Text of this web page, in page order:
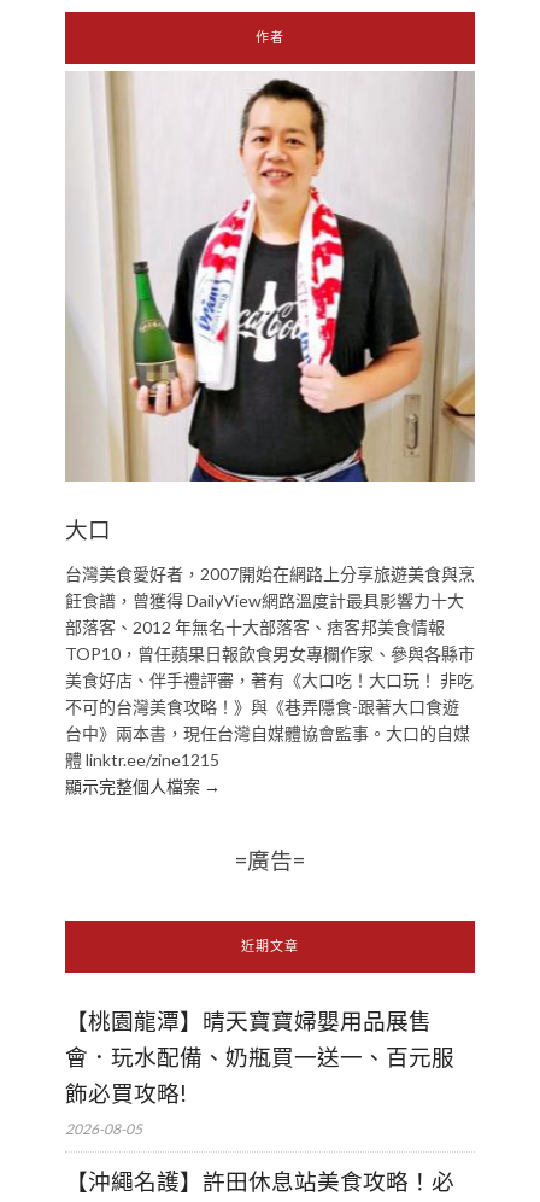
作者
大口
台灣美食愛好者，2007開始在網路上分享旅遊美食與烹
飪食譜，曾獲得 DailyView網路溫度計最具影響力十大
部落客、2012 年無名十大部落客、痞客邦美食情報
TOP10，曾任蘋果日報飲食男女專欄作家、參與各縣市
美食好店、伴手禮評審，著有《大口吃！大口玩！ 非吃
不可的台灣美食攻略！》與《巷弄隱食-跟著大口食遊
台中》兩本書，現任台灣自媒體協會監事。大口的自媒
體 linktr.ee/zine1215
顯示完整個人檔案 →
=廣告=
近期文章
【桃園龍潭】晴天寶寶婦嬰用品展售
會．玩水配備、奶瓶買一送一、百元服
飾必買攻略!
2026-08-05
【沖繩名護】許田休息站美食攻略！必